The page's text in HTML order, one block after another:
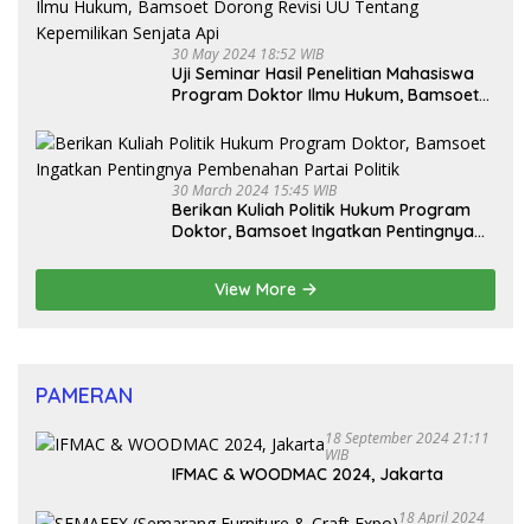
30 May 2024 18:52 WIB
Uji Seminar Hasil Penelitian Mahasiswa
Program Doktor Ilmu Hukum, Bamsoet
Senjata Api
30 March 2024 15:45 WIB
Berikan Kuliah Politik Hukum Program
Doktor, Bamsoet Ingatkan Pentingnya
View More
PAMERAN
18 September 2024 21:11
WIB
IFMAC & WOODMAC 2024, Jakarta
18 April 2024